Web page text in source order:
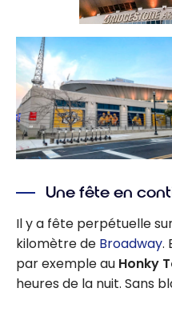
Une fête en
Il y a fête perpétuelle
kilomètre de Broadway.
par exemple au Honky
heures de la nuit. Sans